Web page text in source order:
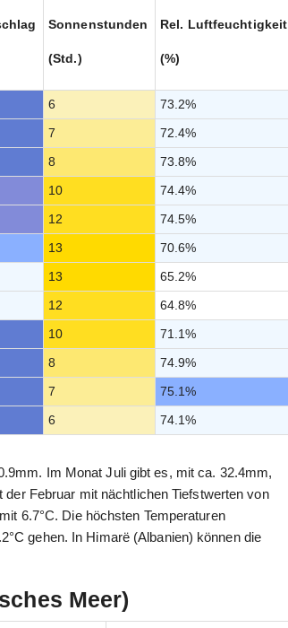
Sonnenstunden
(Std.)
Rel. Luftfeuchtigkeit
(%)
6 73.2%
7 72.4%
8 73.8%
10 74.4%
12 74.5%
13 70.6%
13 65.2%
12 64.8%
10 71.1%
8 74.9%
7 75.1%
6 74.1%
Im Monat Juli gibt es, mit ca. 32.4mm,
Februar mit nächtlichen Tiefstwerten von
6.7°C. Die höchsten Temperaturen
gehen. In Himarë (Albanien) können die
Meer)